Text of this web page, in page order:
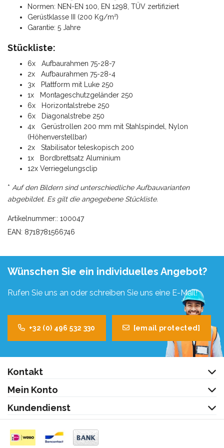
Normen: NEN-EN 100, EN 1298, TÜV zertifiziert
Gerüstklasse III (200 Kg/m²)
Garantie: 5 Jahre
Stückliste:
6x Aufbaurahmen 75-28-7
2x Aufbaurahmen 75-28-4
3x Plattform mit Luke 250
1x Montageschutzgeländer 250
6x Horizontalstrebe 250
6x Diagonalstrebe 250
4x Gerüstrollen 200 mm mit Stahlspindel, Nylon
(Höhenverstellbar)
2x Stabilisator teleskopisch 200
1x Bordbrettsatz Aluminium
12x Verriegelungsclip
* Auf den Bildern sind unterschiedliche Aufbauvarianten
abgebildet. Es gilt die angegebene Stückliste.
Artikelnummer:: 100047
EAN: 8718781566746
Wünschen Sie ein individuelles Angebot?
Rufen Sie uns an oder schreiben Sie uns eine E-Mail!
+32 (0) 496 532 330 [email protected]
Kontakt
Mein Konto
Kundendienst